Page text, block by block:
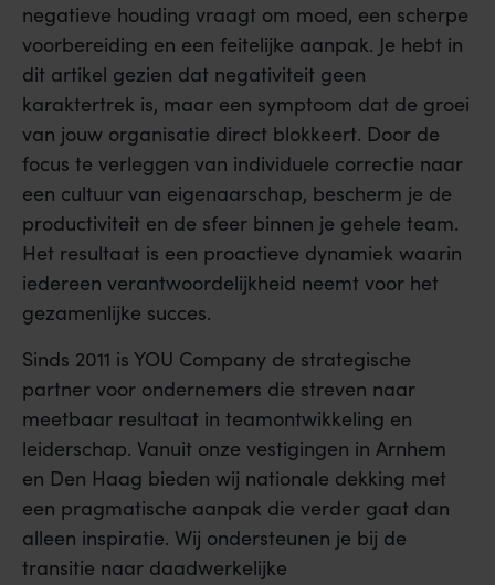
negatieve houding vraagt om moed, een scherpe
voorbereiding en een feitelijke aanpak. Je hebt in
dit artikel gezien dat negativiteit geen
karaktertrek is, maar een symptoom dat de groei
van jouw organisatie direct blokkeert. Door de
focus te verleggen van individuele correctie naar
een cultuur van eigenaarschap, bescherm je de
productiviteit en de sfeer binnen je gehele team.
Het resultaat is een proactieve dynamiek waarin
iedereen verantwoordelijkheid neemt voor het
gezamenlijke succes.
Sinds 2011 is YOU Company de strategische
partner voor ondernemers die streven naar
meetbaar resultaat in teamontwikkeling en
leiderschap. Vanuit onze vestigingen in Arnhem
en Den Haag bieden wij nationale dekking met
een pragmatische aanpak die verder gaat dan
alleen inspiratie. Wij ondersteunen je bij de
transitie naar daadwerkelijke